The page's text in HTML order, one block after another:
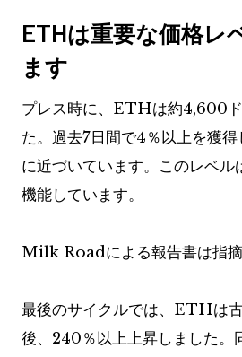
ETHは重要な価格レ
ます
プレス時に、ETHは約4,600
た。過去7日間で4％以上を獲
に近づいています。このレベル
機能しています。
Milk Roadによる報告書は指摘
最後のサイクルでは、ETHは
後、240％以上上昇しました。